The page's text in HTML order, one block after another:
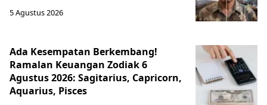
5 Agustus 2026
Ada Kesempatan Berkembang!
Ramalan Keuangan Zodiak 6
Agustus 2026: Sagitarius, Capricorn,
Aquarius, Pisces